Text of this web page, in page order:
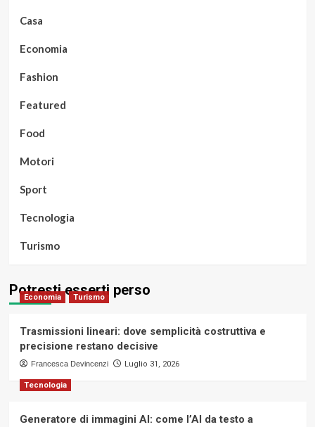
Casa
Economia
Fashion
Featured
Food
Motori
Sport
Tecnologia
Turismo
Potresti esserti perso
Economia Turismo
Trasmissioni lineari: dove semplicità costruttiva e
precisione restano decisive
Francesca Devincenzi Luglio 31, 2026
Tecnologia
Generatore di immagini AI: come l’AI da testo a